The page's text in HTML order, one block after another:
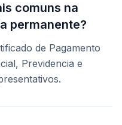
comuns na
permanente?
de Pagamento
Previdencia e